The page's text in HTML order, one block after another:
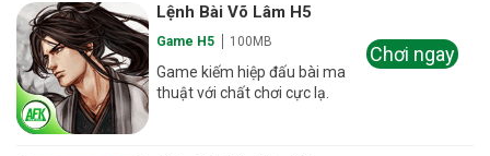
Lệnh Bài Võ Lâm H5
Game H5 100MB
Game kiếm hiệp đấu bài ma
thuật với chất chơi cực lạ.
Chơi ngay